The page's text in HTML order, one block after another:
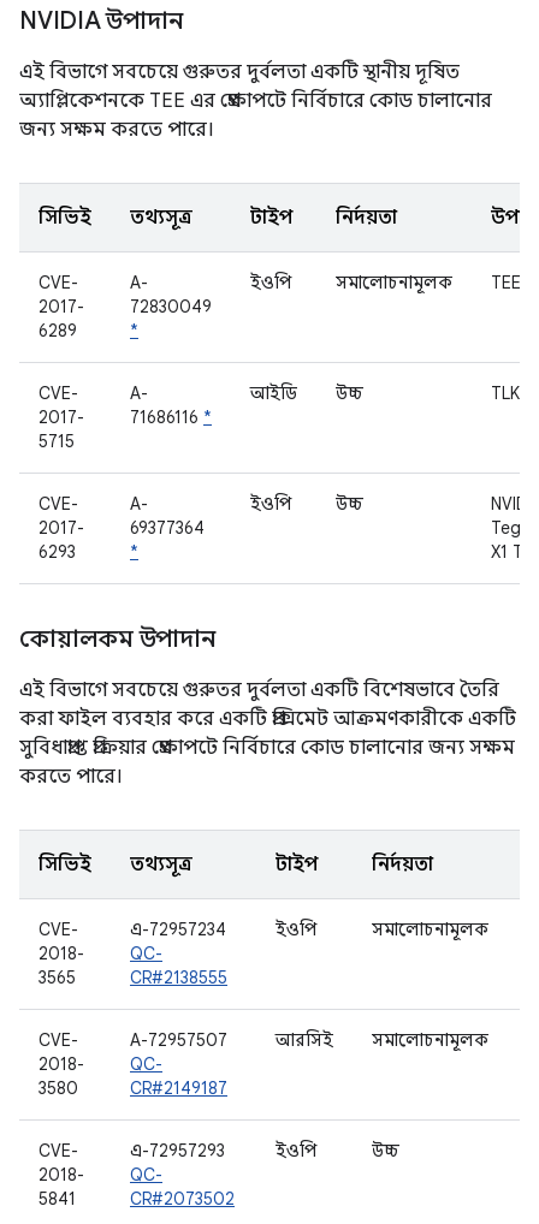
NVIDIA উপাদান
এই বিভাগে সবচেয়ে গুরুতর দুর্বলতা একটি স্থানীয় দূষিত
অ্যাপ্লিকেশনকে TEE এর প্রেক্ষাপটে নির্বিচারে কোড চালানোর
জন্য সক্ষম করতে পারে।
সিভিই তথ্যসূত্র টাইপ নির্দয়তা
CVE-
2017-
6289
A-
72830049
*
ইওপি সমালোচনামূলক TEE
CVE-
2017-
5715
A-
71686116 *
আইডি উচ্চ TLK
CVE-
2017-
6293
A-
69377364
*
ইওপি উচ্চ
Tegra
X1 TZ
কোয়ালকম উপাদান
এই বিভাগে সবচেয়ে গুরুতর দুর্বলতা একটি বিশেষভাবে তৈরি
করা ফাইল ব্যবহার করে একটি প্রক্সিমেট আক্রমণকারীকে একটি
সুবিধাপ্রাপ্ত প্রক্রিয়ার প্রেক্ষাপটে নির্বিচারে কোড চালানোর জন্য সক্ষম
করতে পারে।
সিভিই তথ্যসূত্র টাইপ নির্দয়তা
CVE-
2018-
3565
এ-72957234
QC-
CR#2138555
ইওপি সমালোচনামূলক
CVE-
2018-
3580
A-72957507
QC-
CR#2149187
আরসিই সমালোচনামূলক
CVE-
2018-
5841
এ-72957293
QC-
CR#2073502
ইওপি উচ্চ